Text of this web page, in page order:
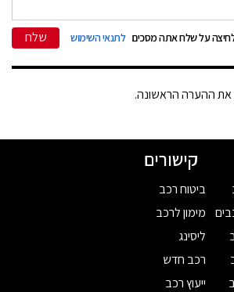
על שלח אתה מסכים לתנאי השימוש שלח
את ההערה הראשונה.
קישורים
ביטוח רכב
מימון לרכב
ליסינג
רכב חדש
ייעוץ רכב